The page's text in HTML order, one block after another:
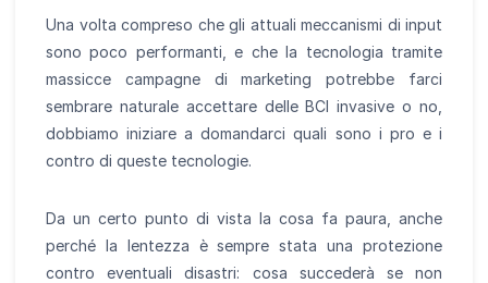
Una volta compreso che gli attuali meccanismi di input
sono poco performanti, e che la tecnologia tramite
massicce campagne di marketing potrebbe farci
sembrare naturale accettare delle BCI invasive o no,
dobbiamo iniziare a domandarci quali sono i pro e i
contro di queste tecnologie.
Da un certo punto di vista la cosa fa paura, anche
perché la lentezza è sempre stata una protezione
contro eventuali disastri: cosa succederà se non